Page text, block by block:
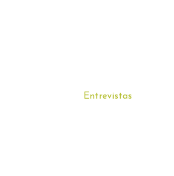
Entrevistas